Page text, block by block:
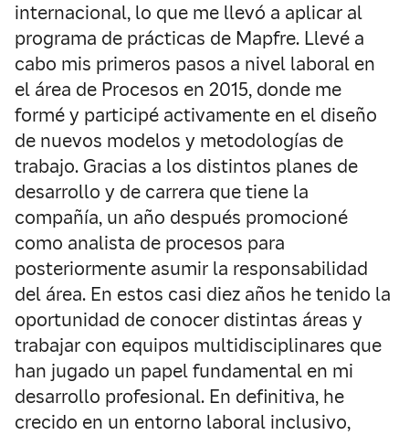
internacional, lo que me llevó a aplicar al
programa de prácticas de Mapfre. Llevé a
cabo mis primeros pasos a nivel laboral en
el área de Procesos en 2015, donde me
formé y participé activamente en el diseño
de nuevos modelos y metodologías de
trabajo. Gracias a los distintos planes de
desarrollo y de carrera que tiene la
compañía, un año después promocioné
como analista de procesos para
posteriormente asumir la responsabilidad
del área. En estos casi diez años he tenido la
oportunidad de conocer distintas áreas y
trabajar con equipos multidisciplinares que
han jugado un papel fundamental en mi
desarrollo profesional. En definitiva, he
crecido en un entorno laboral inclusivo,